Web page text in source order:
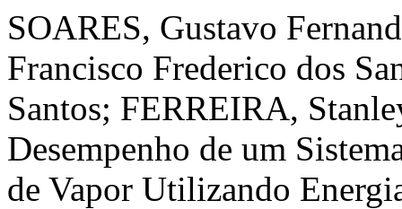
SOARES, Gustavo
Francisco Frederico dos
Santos; FERREIRA,
Desempenho de um
de Vapor Utilizando